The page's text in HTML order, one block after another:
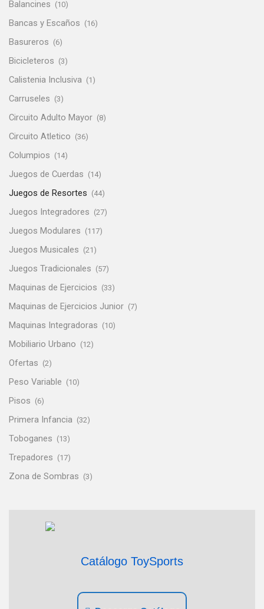
Balancines (10)
Bancas y Escaños (16)
Basureros (6)
Bicicleteros (3)
Calistenia Inclusiva (1)
Carruseles (3)
Circuito Adulto Mayor (8)
Circuito Atletico (36)
Columpios (14)
Juegos de Cuerdas (14)
Juegos de Resortes (44)
Juegos Integradores (27)
Juegos Modulares (117)
Juegos Musicales (21)
Juegos Tradicionales (57)
Maquinas de Ejercicios (33)
Maquinas de Ejercicios Junior (7)
Maquinas Integradoras (10)
Mobiliario Urbano (12)
Ofertas (2)
Peso Variable (10)
Pisos (6)
Primera Infancia (32)
Toboganes (13)
Trepadores (17)
Zona de Sombras (3)
Catálogo ToySports